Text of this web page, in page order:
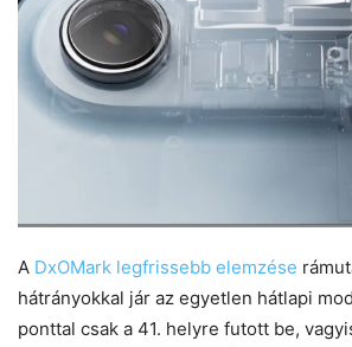
A DxOMark legfrissebb elemzése
hátrányokkal jár az egyetlen hátlapi
ponttal csak a 41. helyre futott be,